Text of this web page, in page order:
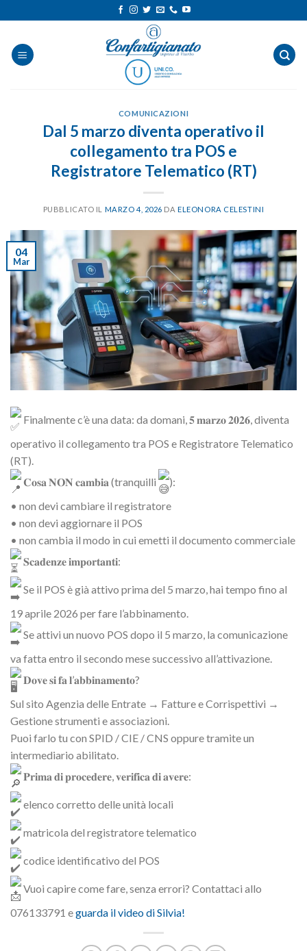
ai
contenuti
COMUNICAZIONI
Dal 5 marzo diventa operativo il
collegamento tra POS e
Registratore Telematico (RT)
PUBBLICATO IL MARZO 4, 2026 DAELEONORA CELESTINI
04
Mar
Finalmente c’è una data: da domani, 𝟓 𝐦𝐚𝐫𝐳𝐨 𝟐𝟎𝟐𝟔, diventa
operativo il collegamento tra POS e Registratore Telematico
(RT).
𝐂𝐨𝐬𝐚 𝐍𝐎𝐍 𝐜𝐚𝐦𝐛𝐢𝐚 (tranquilli
):
• non devi cambiare il registratore
• non devi aggiornare il POS
• non cambia il modo in cui emetti il documento commerciale
𝐒𝐜𝐚𝐝𝐞𝐧𝐳𝐞 𝐢𝐦𝐩𝐨𝐫𝐭𝐚𝐧𝐭𝐢:
Se il POS è già attivo prima del 5 marzo, hai tempo fino al
19 aprile 2026 per fare l’abbinamento.
Se attivi un nuovo POS dopo il 5 marzo, la comunicazione
va fatta entro il secondo mese successivo all’attivazione.
𝐃𝐨𝐯𝐞 𝐬𝐢 𝐟𝐚 𝐥’𝐚𝐛𝐛𝐢𝐧𝐚𝐦𝐞𝐧𝐭𝐨?
Sul sito Agenzia delle Entrate → Fatture e Corrispettivi →
Gestione strumenti e associazioni.
Puoi farlo tu con SPID / CIE / CNS oppure tramite un
intermediario abilitato.
𝐏𝐫𝐢𝐦𝐚 𝐝𝐢 𝐩𝐫𝐨𝐜𝐞𝐝𝐞𝐫𝐞, 𝐯𝐞𝐫𝐢𝐟𝐢𝐜𝐚 𝐝𝐢 𝐚𝐯𝐞𝐫𝐞:
elenco corretto delle unità locali
matricola del registratore telematico
codice identificativo del POS
Vuoi capire come fare, senza errori? Contattaci allo
076133791 eguarda il video di Silvia!